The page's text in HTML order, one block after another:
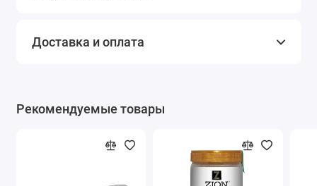
Доставка и оплата
Рекомендуемые товары